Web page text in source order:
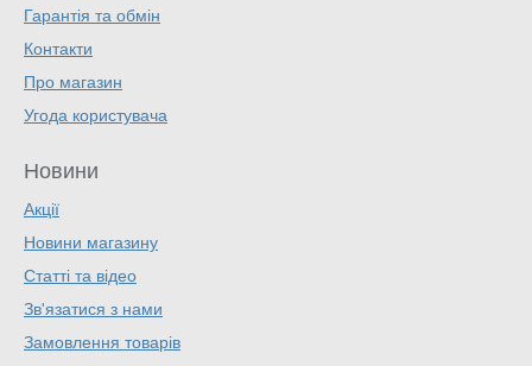
Гарантія та обмін
Контакти
Про магазин
Угода користувача
Новини
Акції
Новини магазину
Статті та відео
Зв'язатися з нами
Замовлення товарів